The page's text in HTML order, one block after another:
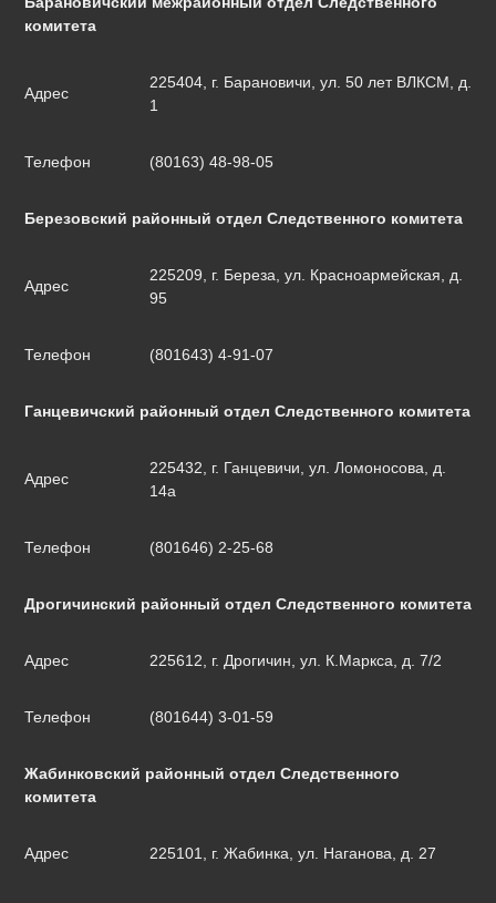
комитета
Адрес
225404, г. Барановичи, ул. 50 лет ВЛКСМ, д.
1
Телефон (80163) 48-98-05
Березовский районный отдел Следственного комитета
Адрес
225209, г. Береза, ул. Красноармейская, д.
95
Телефон (801643) 4-91-07
Ганцевичский районный отдел Следственного комитета
Адрес
225432, г. Ганцевичи, ул. Ломоносова, д.
14а
Телефон (801646) 2-25-68
Дрогичинский районный отдел Следственного комитета
Адрес 225612, г. Дрогичин, ул. К.Маркса, д. 7/2
Телефон (801644) 3-01-59
Жабинковский районный отдел Следственного
комитета
Адрес 225101, г. Жабинка, ул. Наганова, д. 27